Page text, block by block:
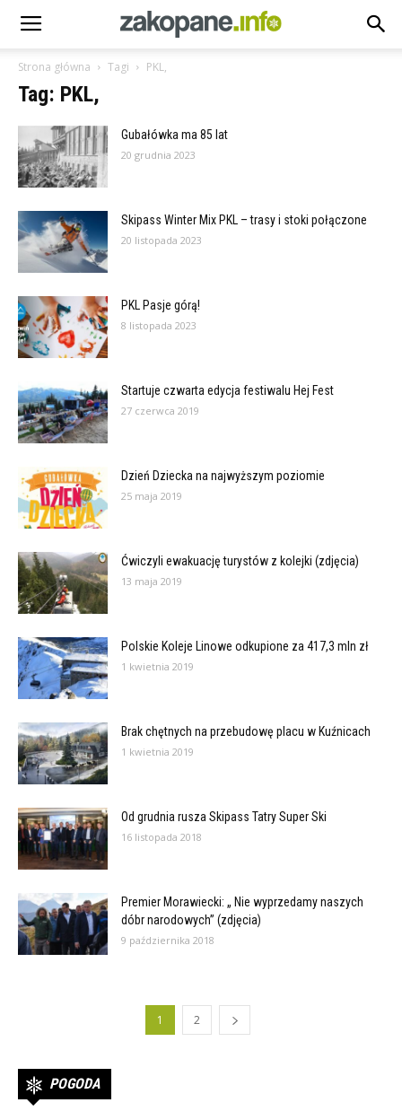
Strona główna Tagi PKL,
Tag: PKL,
Gubałówka ma 85 lat
20 grudnia 2023
Skipass Winter Mix PKL – trasy i stoki połączone
20 listopada 2023
PKL Pasje górą!
8 listopada 2023
Startuje czwarta edycja festiwalu Hej Fest
27 czerwca 2019
Dzień Dziecka na najwyższym poziomie
25 maja 2019
Ćwiczyli ewakuację turystów z kolejki (zdjęcia)
13 maja 2019
Polskie Koleje Linowe odkupione za 417,3 mln zł
1 kwietnia 2019
Brak chętnych na przebudowę placu w Kuźnicach
1 kwietnia 2019
Od grudnia rusza Skipass Tatry Super Ski
16 listopada 2018
Premier Morawiecki: „ Nie wyprzedamy naszych
dóbr narodowych” (zdjęcia)
9 października 2018
1 2
POGODA